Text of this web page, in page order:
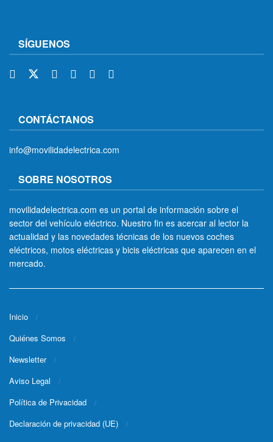
SÍGUENOS
CONTÁCTANOS
info@movilidadelectrica.com
SOBRE NOSOTROS
movilidadelectrica.com es un portal de información sobre el
sector del vehículo eléctrico. Nuestro fin es acercar al lector la
actualidad y las novedades técnicas de los nuevos coches
eléctricos, motos eléctricas y bicis eléctricas que aparecen en el
mercado.
Inicio
Quiénes Somos
Newsletter
Aviso Legal
Política de Privacidad
Declaración de privacidad (UE)